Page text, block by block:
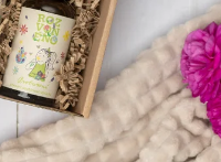
MYSLI - PŘÍRODNÍ